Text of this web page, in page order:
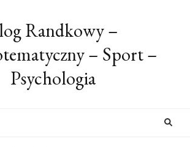
Randkowy –
– Sport –
Psychologia